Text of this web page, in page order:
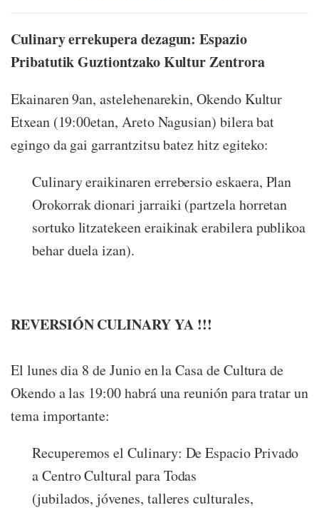
Culinary errekupera dezagun: Espazio
Pribatutik Guztiontzako Kultur Zentrora
Ekainaren 9an, astelehenarekin, Okendo Kultur
Etxean (19:00etan, Areto Nagusian) bilera bat
egingo da gai garrantzitsu batez hitz egiteko:
Culinary eraikinaren errebersio eskaera, Plan
Orokorrak dionari jarraiki (partzela horretan
sortuko litzatekeen eraikinak erabilera publikoa
behar duela izan).
REVERSIÓN CULINARY YA !!!
El lunes dia 8 de Junio en la Casa de Cultura de
Okendo a las 19:00 habrá una reunión para tratar un
tema importante:
Recuperemos el Culinary: De Espacio Privado
a Centro Cultural para Todas
(jubilados, jóvenes, talleres culturales,